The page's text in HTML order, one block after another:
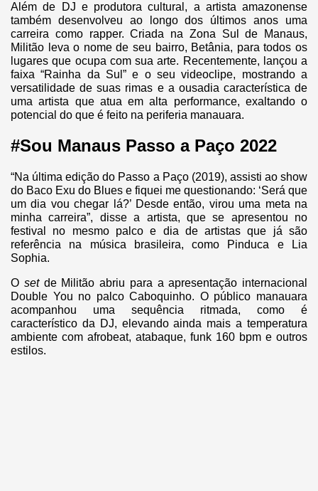
Além de DJ e produtora cultural, a artista amazonense
também desenvolveu ao longo dos últimos anos uma
carreira como rapper. Criada na Zona Sul de Manaus,
Militão leva o nome de seu bairro, Betânia, para todos os
lugares que ocupa com sua arte. Recentemente, lançou a
faixa “Rainha da Sul” e o seu videoclipe, mostrando a
versatilidade de suas rimas e a ousadia característica de
uma artista que atua em alta performance, exaltando o
potencial do que é feito na periferia manauara.
#Sou Manaus Passo a Paço 2022
“Na última edição do Passo a Paço (2019), assisti ao show
do Baco Exu do Blues e fiquei me questionando: ‘Será que
um dia vou chegar lá?’ Desde então, virou uma meta na
minha carreira”, disse a artista, que se apresentou no
festival no mesmo palco e dia de artistas que já são
referência na música brasileira, como Pinduca e Lia
Sophia.
O set de Militão abriu para a apresentação internacional
Double You no palco Caboquinho. O público manauara
acompanhou uma sequência ritmada, como é
característico da DJ, elevando ainda mais a temperatura
ambiente com afrobeat, atabaque, funk 160 bpm e outros
estilos.